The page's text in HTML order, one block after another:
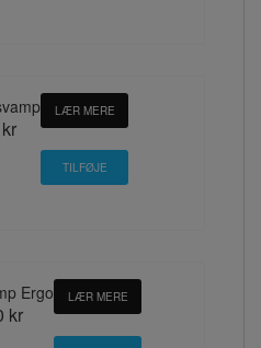
LÆR MERE
Ergo
kr
LÆR MERE